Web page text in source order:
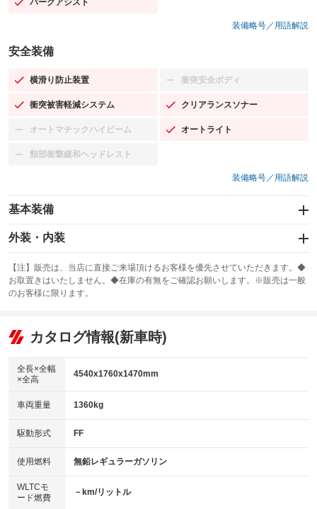
：装備あり
装備略号／用語解説
安全装備
横滑り防止装置
：装備あり 衝突安全ボディ
：装備なし
衝突被害軽減システム
：装備あり クリアランスソナー
：装備あり
オートマチックハイビーム
：装備なし オートライト
：装備あり
頸部衝撃緩和ヘッドレスト
：装備なし
装備略号／用語解説
基本装備
エアバッグ：運転席/助手席/サイド
：装備あり
：装備なし
サンルーフ
：装備なし ABS
リフトアップ
：装備なし
：装備なし
パワーウィンドウ
アイドリングストップ
：装備あり
USB入力端子
：装備なし
100V電源
：装備なし
センターデフロック
：装備なし
外装・内装
カーナビ：SDナビ
：装備あり
TV：フルセグ
：装備あり
ビジュアル：-／DVD再生
：装備あり
アルミホイール：15インチ
：装備あり
HID(キセノンライト)
バックカメラ
エアロ
：装備なし
【注】販売は、当店に直接ご来場頂けるお客様を優先させていただきます。◆
お取置きはいたしません。◆在庫の有無をご確認お願いします。※販売は一般
のお客様に限ります。
カタログ情報(新車時)
全長×全幅
×全高
4540x1760x1470mm
車両重量 1360kg
駆動形式 FF
使用燃料 無鉛レギュラーガソリン
WLTCモ
ード燃費
－km/リットル